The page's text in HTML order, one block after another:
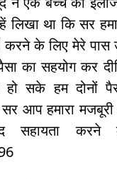
लिखा था कि सर
करने के लिए मेरे पास
का सहयोग कर
हो सके हम दोनों
आप हमारा
सहायता करने